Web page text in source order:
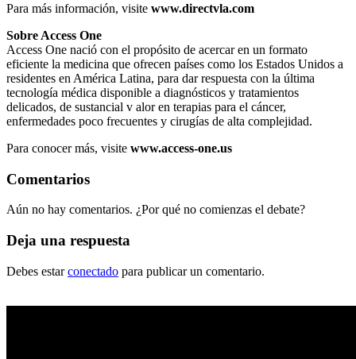
Para más información, visite www.directvla.com
Sobre Access One
Access One nació con el propósito de acercar en un formato
eficiente la medicina que ofrecen países como los Estados Unidos a
residentes en América Latina, para dar respuesta con la última
tecnología médica disponible a diagnósticos y tratamientos
delicados, de sustancial v alor en terapias para el cáncer,
enfermedades poco frecuentes y cirugías de alta complejidad.
Para conocer más, visite www.access-one.us
Comentarios
Aún no hay comentarios. ¿Por qué no comienzas el debate?
Deja una respuesta
Debes estarconectado para publicar un comentario.